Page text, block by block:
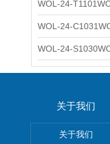
关于我们
关于我们